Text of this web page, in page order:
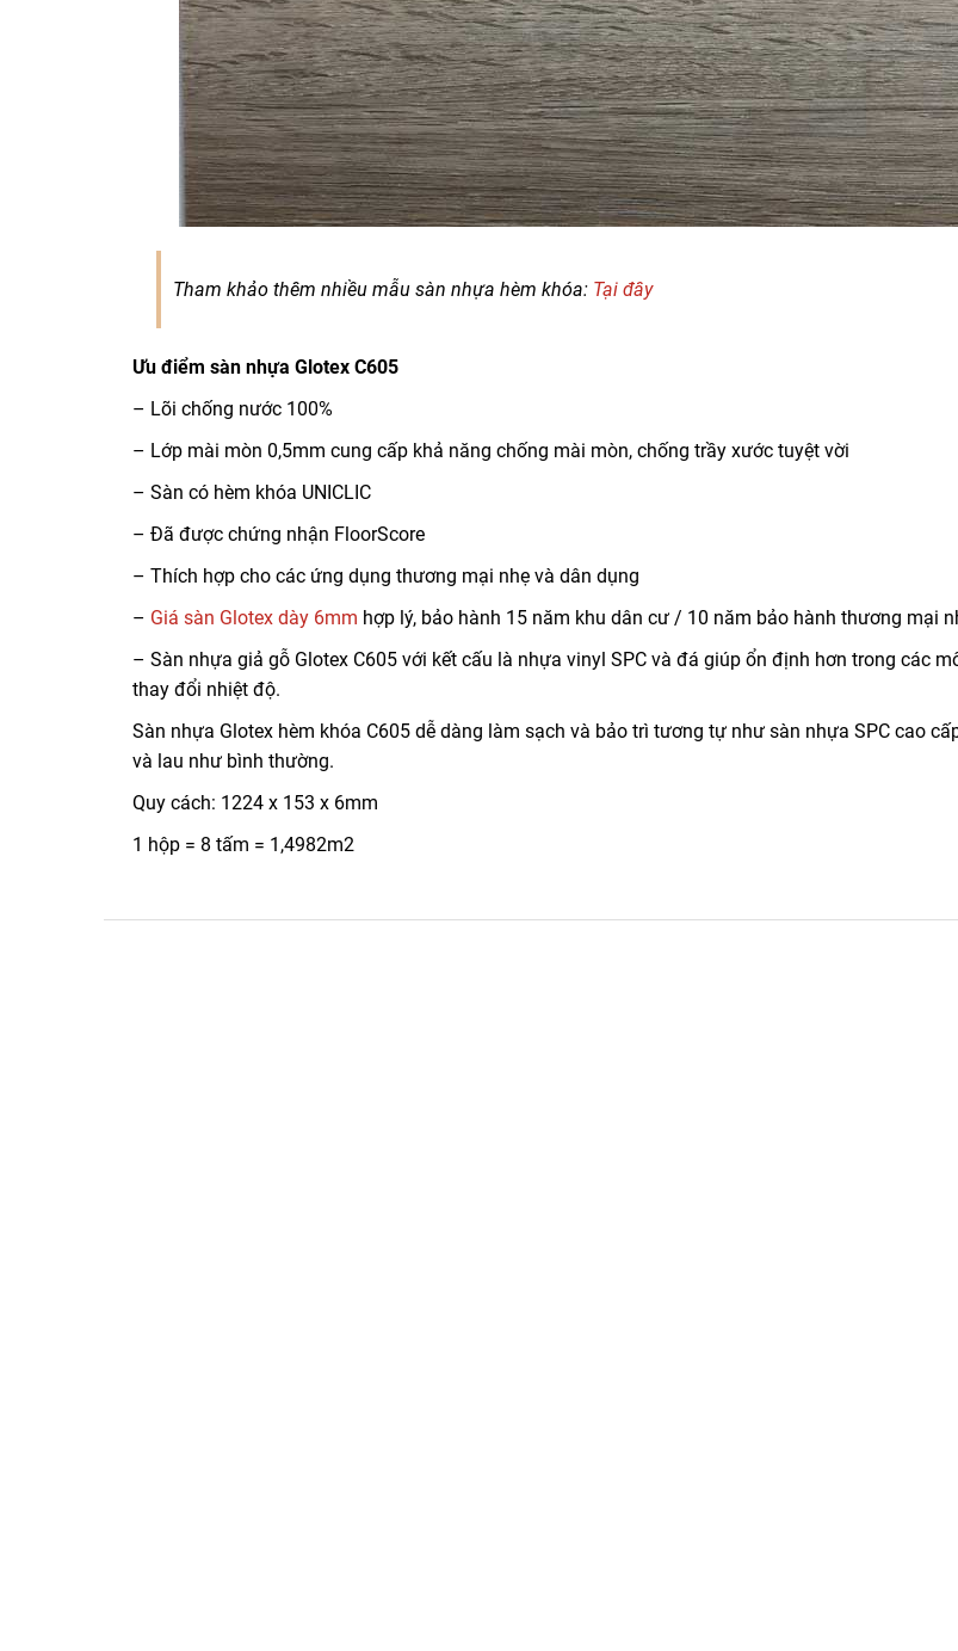
Tham khảo thêm nhiều mẫu sàn nhựa hèm khóa: Tại đây
Ưu điểm sàn nhựa Glotex C605
– Lõi chống nước 100%
– Lớp mài mòn 0,5mm cung cấp khả năng chống mài mòn, chống trầy xước tuyệt vời
– Sàn có hèm khóa UNICLIC
– Đã được chứng nhận FloorScore
– Thích hợp cho các ứng dụng thương mại nhẹ và dân dụng
– Giá sàn Glotex dày 6mm hợp lý, bảo hành 15 năm khu dân cư / 10 năm bảo hành thương mại
– Sàn nhựa giả gỗ Glotex C605 với kết cấu là nhựa vinyl SPC và đá giúp ổn định hơn trong các
thay đổi nhiệt độ.
Sàn nhựa Glotex hèm khóa C605 dễ dàng làm sạch và bảo trì tương tự như sàn nhựa SPC cao
và lau như bình thường.
Quy cách: 1224 x 153 x 6mm
1 hộp = 8 tấm = 1,4982m2